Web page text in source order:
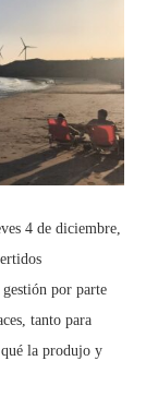
4 de diciembre,
por parte
tanto para
la produjo y